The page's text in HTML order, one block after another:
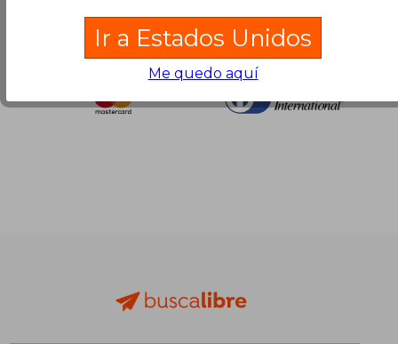
Ir a Estados Unidos
Me quedo aquí